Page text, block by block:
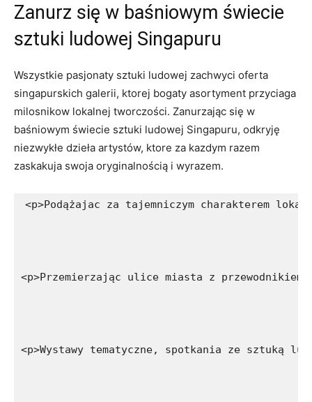
Zanurz się w baśniowym ‍świecie
sztuki ludowej Singapuru
Wszystkie pasjonaty sztuki ludowej zachwyci oferta
singapurskich galerii, ktorej bogaty asortyment przyciaga
⁢milosnikow lokalnej tworczości. Zanurzając się w
baśniowym świecie sztuki​ ludowej Singapuru, odkryję⁣
niezwykłe dzieła‍ artystów, ktore za ​kazdym razem
zaskakuja swoja oryginalnością ⁤i wyrazem.
<p>Podążajac za tajemniczym charakterem
<p>Przemierzając ulice miasta z
<p>Wystawy tematyczne, spotkania ze